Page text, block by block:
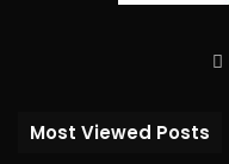
Most Viewed Posts